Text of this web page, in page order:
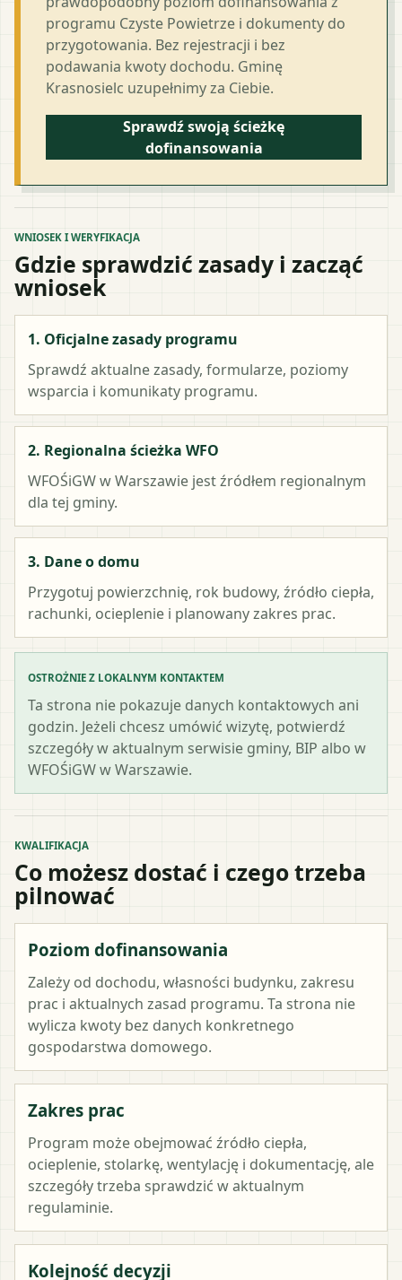
programu Czyste Powietrze i dokumenty do
przygotowania. Bez rejestracji i bez
podawania kwoty dochodu. Gminę
Krasnosielc uzupełnimy za Ciebie.
Sprawdź swoją ścieżkę
dofinansowania
WNIOSEK I WERYFIKACJA
Gdzie sprawdzić zasady i zacząć
wniosek
1. Oficjalne zasady programu
Sprawdź aktualne zasady, formularze, poziomy
wsparcia i komunikaty programu.
2. Regionalna ścieżka WFO
WFOŚiGW w Warszawie jest źródłem regionalnym
dla tej gminy.
3. Dane o domu
Przygotuj powierzchnię, rok budowy, źródło ciepła,
rachunki, ocieplenie i planowany zakres prac.
OSTROŻNIE Z LOKALNYM KONTAKTEM
Ta strona nie pokazuje danych kontaktowych ani
godzin. Jeżeli chcesz umówić wizytę, potwierdź
szczegóły w aktualnym serwisie gminy, BIP albo w
WFOŚiGW w Warszawie.
KWALIFIKACJA
Co możesz dostać i czego trzeba
pilnować
Poziom dofinansowania
Zależy od dochodu, własności budynku, zakresu
prac i aktualnych zasad programu. Ta strona nie
wylicza kwoty bez danych konkretnego
gospodarstwa domowego.
Zakres prac
Program może obejmować źródło ciepła,
ocieplenie, stolarkę, wentylację i dokumentację, ale
szczegóły trzeba sprawdzić w aktualnym
regulaminie.
Kolejność decyzji